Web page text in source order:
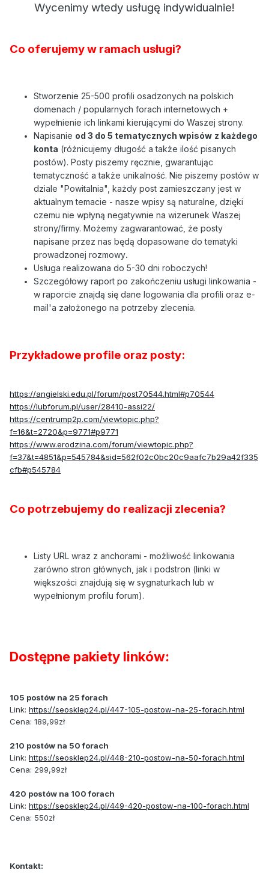
Wycenimy wtedy usługę indywidualnie!
Co oferujemy w ramach usługi?
Stworzenie 25-500 profili osadzonych na polskich
domenach / popularnych forach internetowych +
wypełnienie ich linkami kierującymi do Waszej strony.
Napisanie od 3 do 5 tematycznych wpisów z każdego
konta (różnicujemy długość a także ilość pisanych
postów). Posty piszemy ręcznie, gwarantując
tematyczność a także unikalność. Nie piszemy postów w
dziale "Powitalnia", każdy post zamieszczany jest w
aktualnym temacie - nasze wpisy są naturalne, dzięki
czemu nie wpłyną negatywnie na wizerunek Waszej
strony/firmy. Możemy zagwarantować, że posty
napisane przez nas będą dopasowane do tematyki
prowadzonej rozmowy.
Usługa realizowana do 5-30 dni roboczych!
Szczegółowy raport po zakończeniu usługi linkowania -
w raporcie znajdą się dane logowania dla profili oraz e-
mail'a założonego na potrzeby zlecenia.
Przykładowe profile oraz posty:
https://angielski.edu.pl/forum/post70544.html#p70544
https://lubforum.pl/user/28410-assi22/
https://centrump2p.com/viewtopic.php?
f=16&t=2720&p=9771#p9771
https://www.erodzina.com/forum/viewtopic.php?
f=37&t=4851&p=545784&sid=562f02c0bc20c9aafc7b29a42f335
cfb#p545784
Co potrzebujemy do realizacji zlecenia?
Listy URL wraz z anchorami - możliwość linkowania
zarówno stron głównych, jak i podstron (linki w
większości znajdują się w sygnaturkach lub w
wypełnionym profilu forum).
Dostępne pakiety linków:
105 postów na 25 forach
Link: https://seosklep24.pl/447-105-postow-na-25-forach.html
Cena: 189,99zł
210 postów na 50 forach
Link: https://seosklep24.pl/448-210-postow-na-50-forach.html
Cena: 299,99zł
420 postów na 100 forach
Link: https://seosklep24.pl/449-420-postow-na-100-forach.html
Cena: 550zł
Kontakt: